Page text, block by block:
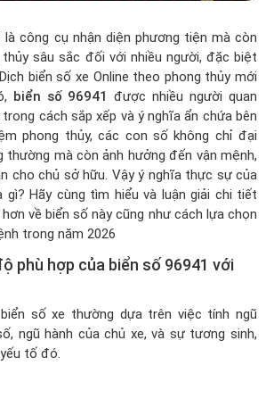
là công cụ nhận diện phương tiện mà còn
sâu sắc đối với nhiều người, đặc biệt
Dịch biển số xe Online theo phong thủy mới
biển số 96941 được nhiều người quan
cách sắp xếp và ý nghĩa ẩn chứa bên
phong thủy, các con số không chỉ đại
thường mà còn ảnh hưởng đến vận mệnh,
cho chủ sở hữu. Vậy ý nghĩa thực sự của
gì? Hãy cùng tìm hiểu và luận giải chi tiết
về biển số này cũng như cách lựa chọn
trong năm 2026
phù hợp của biển số 96941 với
số xe thường dựa trên việc tính ngũ
ngũ hành của chủ xe, và sự tương sinh,
tố đó.